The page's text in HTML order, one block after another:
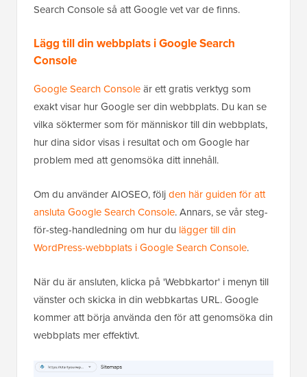
Search Console så att Google vet var de finns.
Lägg till din webbplats i Google Search
Console
Google Search Consoleär ett gratis verktyg som
exakt visar hur Google ser din webbplats. Du kan se
vilka söktermer som för människor till din webbplats,
hur dina sidor visas i resultat och om Google har
problem med att genomsöka ditt innehåll.
Om du använder AIOSEO, följden här guiden för att
ansluta Google Search Console. Annars, se vår steg-
för-steg-handledning om hur du lägger till din
WordPress-webbplats i Google Search Console.
När du är ansluten, klicka på 'Webbkartor' i menyn till
vänster och skicka in din webbkartas URL. Google
kommer att börja använda den för att genomsöka din
webbplats mer effektivt.